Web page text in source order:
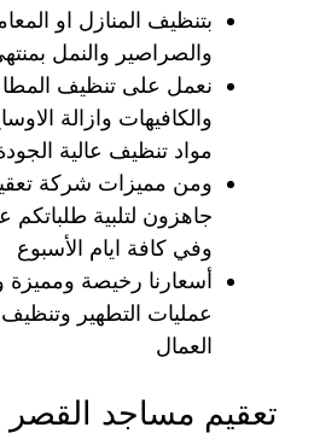
بتنظيف المنازل او
والصراصير والنمل
نعمل على تنظيف
والكافيهات وازالة
مواد تنظيف عالية
ومن مميزات شركة
وفي كافة ايام الأسبوع
أسعارنا رخيصة
عمليات التطهير وتنظيف
العمال
تعقيم مساجد القصر